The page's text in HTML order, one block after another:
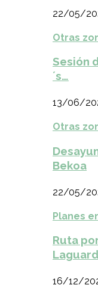
22/05/
Otras
Sesión
´s…
13/06/
Otras
Bekoa
22/05/
Planes
Ruta
16/12/